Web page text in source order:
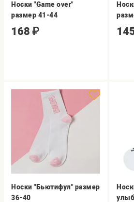
Носки "Game over"
размер 41-44
168 ₽
Носки "Бьютифул" размер
36-40